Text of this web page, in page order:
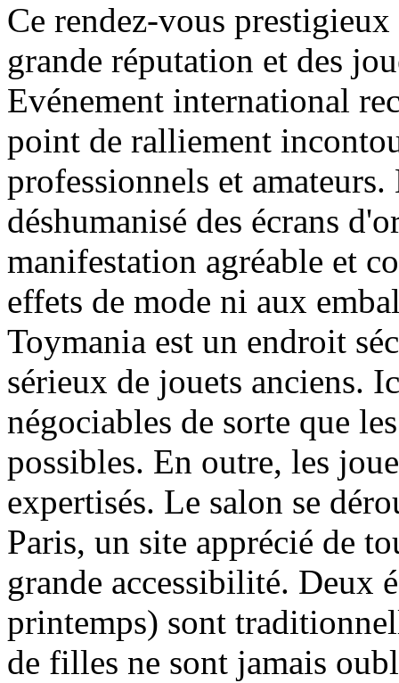
Ce rendez-vous
grande réputation et des
Evénement international
point de ralliement
professionnels et
déshumanisé des écrans
manifestation agréable et
effets de mode ni aux
Toymania est un endroit
sérieux de jouets anciens.
négociables de sorte que
possibles. En outre, les
expertisés. Le salon se
Paris, un site apprécié de
grande accessibilité. Deux
printemps) sont
de filles ne sont jamais